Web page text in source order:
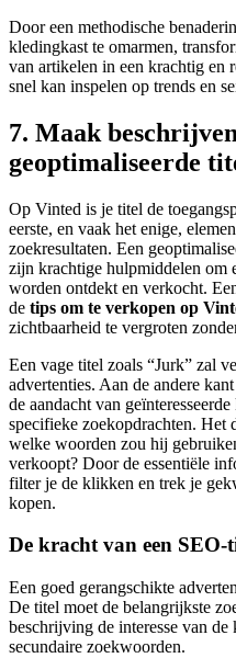
Door een methodische
kledingkast te omarmen,
van artikelen in een krachtig en
snel kan inspelen op trends en
7. Maak
geoptimaliseerde
Op Vinted is je titel de
eerste, en vaak het enige,
zoekresultaten. Een
zijn krachtige hulpmiddelen om
worden ontdekt en verkocht.
de tips om te verkopen op
zichtbaarheid te vergroten
Een vage titel zoals “Jurk” zal
advertenties. Aan de andere
de aandacht van
specifieke zoekopdrachten. Het
welke woorden zou hij
verkoopt? Door de essentiële
filter je de klikken en trek je
kopen.
De kracht van een
Een goed gerangschikte
De titel moet de belangrijkste
beschrijving de interesse van de
secundaire zoekwoorden.